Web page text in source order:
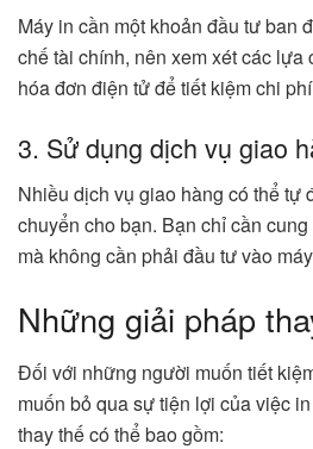
Máy in cần một khoản đầu tư ban
chế tài chính, nên xem xét các
hóa đơn điện tử để tiết kiệm chi
3. Sử dụng dịch vụ giao
Nhiều dịch vụ giao hàng có thể tự
chuyển cho bạn. Bạn chỉ cần
mà không cần phải đầu tư vào
Những giải pháp
Đối với những người muốn tiết
muốn bỏ qua sự tiện lợi của việc
thay thế có thể bao gồm: